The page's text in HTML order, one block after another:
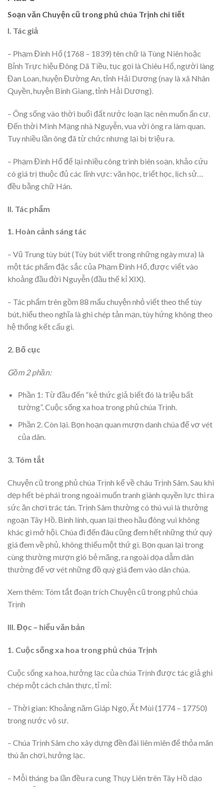
Soạn văn Chuyện cũ trong phủ chúa Trịnh chi tiết
I. Tác giả
– Phạm Đình Hổ (1768 – 1839) tên chữ là Tùng Niên hoặc
Bỉnh Trực hiệu Đông Dã Tiều, tục gọi là Chiêu Hổ, người làng
Đan Loan, huyện Đường An, tỉnh Hải Dương (nay là xã Nhân
Quyền, huyện Bình Giang, tỉnh Hải Dương).
– Ông sống vào thời buổi đất nước loạn lạc nên muốn ẩn cư.
Đến thời Minh Mạng nhà Nguyễn, vua vời ông ra làm quan.
Tuy nhiều lần ông đã từ chức nhưng lại bị triệu ra.
– Phạm Đình Hổ để lại nhiều công trình biên soạn, khảo cứu
có giá trị thuộc đủ các lĩnh vực: văn học, triết học, lịch sử…
đều bằng chữ Hán.
II. Tác phẩm
1. Hoàn cảnh sáng tác
– Vũ Trung tùy bút (Tùy bút viết trong những ngày mưa) là
một tác phẩm đặc sắc của Phạm Đình Hổ, được viết vào
khoảng đầu đời Nguyễn (đầu thế kỉ XIX).
– Tác phẩm trên gồm 88 mẩu chuyện nhỏ viết theo thể tùy
bút, hiểu theo nghĩa là ghi chép tản mạn, tùy hứng không theo
hệ thống kết cấu gì.
2. Bố cục
Gồm 2 phần:
Phần 1: Từ đầu đến “kẻ thức giả biết đó là triệu bất
tường”. Cuộc sống xa hoa trong phủ chúa Trịnh.
Phần 2. Còn lại. Bọn hoạn quan mượn danh chúa để vơ vét
của dân.
3. Tóm tắt
Chuyện cũ trong phủ chúa Trịnh kể về cháu Trịnh Sâm. Sau khi
dẹp hết bè phái trong ngoài muốn tranh giành quyền lực thì ra
sức ăn chơi trác tán. Trịnh Sâm thường có thú vui là thưởng
ngoạn Tây Hồ. Binh lính, quan lại theo hầu đông vui không
khác gì mở hội. Chúa đi đến đâu cũng đem hết những thứ quý
giá đem về phủ, không thiếu một thứ gì. Bọn quan lại trong
cùng thường mượn gió bẻ măng, ra ngoài dọa dẫm dân
thường để vơ vét những đồ quý giá đem vào dân chúa.
Xem thêm: Tóm tắt đoạn trích Chuyện cũ trong phủ chúa
Trịnh
III. Đọc – hiểu văn bản
1. Cuộc sống xa hoa trong phủ chúa Trịnh
Cuộc sống xa hoa, hưởng lạc của chúa Trịnh được tác giả ghi
chép một cách chân thực, tỉ mỉ:
– Thời gian: Khoảng năm Giáp Ngọ, Ất Mùi (1774 – 17750)
trong nước vô sư.
– Chúa Trịnh Sâm cho xây dựng đền đài liên miên để thỏa mãn
thú ăn chơi, hưởng lạc.
– Mỗi tháng ba lần đều ra cung Thụy Liên trên Tây Hồ dạo